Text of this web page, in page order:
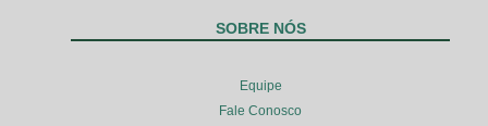
SOBRE NÓS
Equipe
Fale Conosco